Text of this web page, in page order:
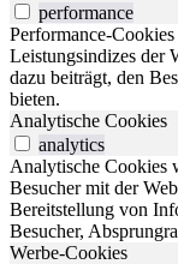
performance
Performance-
Leistungsindizes der
dazu beiträgt, den
bieten.
Analytische Cookies
analytics
Analytische Cookies
Besucher mit der
Bereitstellung von
Besucher,
Werbe-Cookies